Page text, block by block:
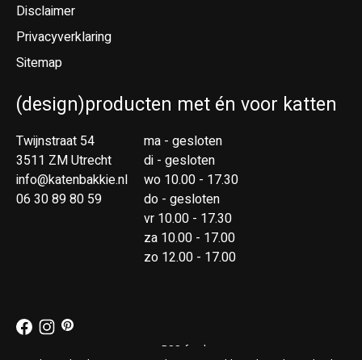
Disclaimer
Privacyverklaring
Sitemap
(design)producten met én voor katten
Twijnstraat 54
3511 ZM Utrecht
info@katenbakkie.nl
06 30 89 80 59
ma - gesloten
di - gesloten
wo 10.00 - 17.30
do - gesloten
vr 10.00 - 17.30
za 10.00 - 17.00
zo 12.00 - 17.00
RSS-feed